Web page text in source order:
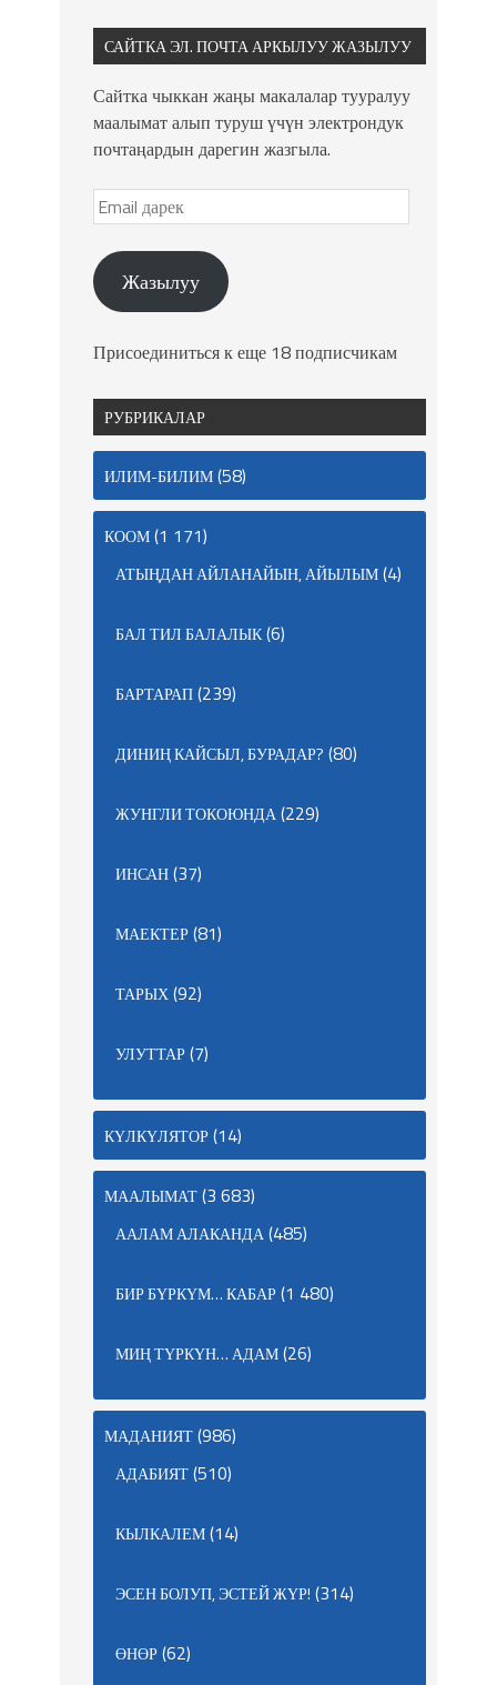
САЙТКА ЭЛ. ПОЧТА АРКЫЛУУ ЖАЗЫЛУУ
Сайтка чыккан жаңы макалалар тууралуу
маалымат алып туруш үчүн электрондук
почтаңардын дарегин жазгыла.
Жазылуу
Присоединиться к еще 18 подписчикам
РУБРИКАЛАР
ИЛИМ-БИЛИМ(58)
КООМ(1 171)
АТЫҢДАН АЙЛАНАЙЫН, АЙЫЛЫМ(4)
БАЛ ТИЛ БАЛАЛЫК(6)
БАРТАРАП(239)
ДИНИҢ КАЙСЫЛ, БУРАДАР? (80)
ЖУНГЛИ ТОКОЮНДА(229)
ИНСАН(37)
МАЕКТЕР(81)
ТАРЫХ(92)
УЛУТТАР(7)
КҮЛКҮЛЯТОР(14)
МААЛЫМАТ(3 683)
ААЛАМ АЛАКАНДА(485)
БИР БҮРКҮМ… КАБАР(1 480)
МИҢ ТҮРКҮН… АДАМ(26)
МАДАНИЯТ(986)
АДАБИЯТ(510)
КЫЛКАЛЕМ(14)
ЭСЕН БОЛУП, ЭСТЕЙ ЖҮР! (314)
ӨНӨР(62)